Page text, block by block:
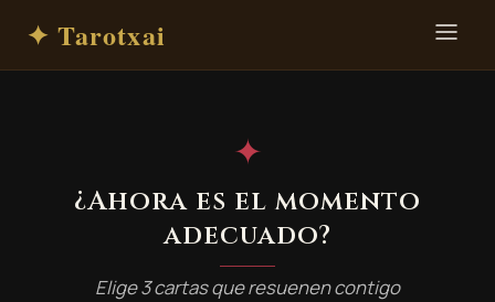
✦ Tarotxai
✦
¿Ahora es el momento
adecuado?
Elige 3 cartas que resuenen contigo